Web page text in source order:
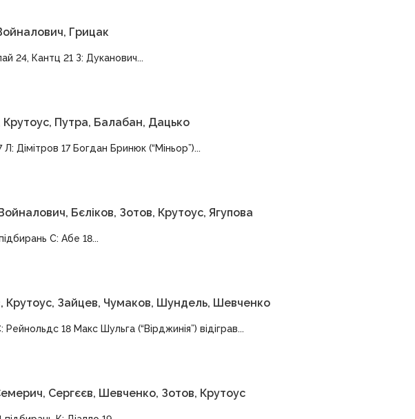
Грицак
24, Кантц 21 З: Дуканович...
Путра, Балабан, Дацько
Л: Дімітров 17 Богдан Бринюк (“Міньор”)...
Бєліков, Зотов, Крутоус, Ягупова
С: Абе 18...
Крутоус, Зайцев, Чумаков, Шундель, Шевченко
18 Макс Шульга (“Вірджинія”) відіграв...
Сергєєв, Шевченко, Зотов, Крутоус